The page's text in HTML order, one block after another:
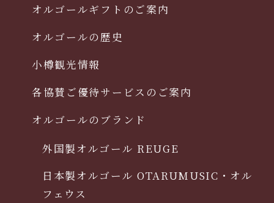
オルゴールギフトのご案内
オルゴールの歴史
小樽観光情報
各協賛ご優待サービスのご案内
オルゴールのブランド
外国製オルゴール REUGE
日本製オルゴール OTARUMUSIC・オル
フェウス